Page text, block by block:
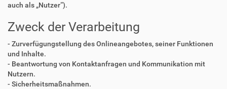
auch als „Nutzer“).
Zweck der Verarbeitung
- Zurverfügungstellung des Onlineangebotes, seiner Funktionen
und Inhalte.
- Beantwortung von Kontaktanfragen und Kommunikation mit
Nutzern.
- Sicherheitsmaßnahmen.